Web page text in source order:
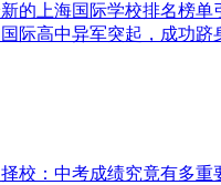
的上海国际学校排名榜单
际高中异军突起，成功跻
校：中考成绩究竟有多重